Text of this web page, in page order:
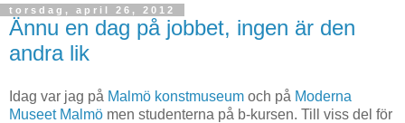
torsdag, april 26, 2012
Ännu en dag på jobbet, ingen är den
andra lik
Idag var jag på Malmö konstmuseum och på Moderna
Museet Malmö men studenterna på b-kursen. Till viss del för